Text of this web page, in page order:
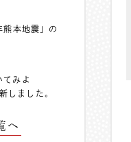
熊本地震」の
てみよ
しました。
へ